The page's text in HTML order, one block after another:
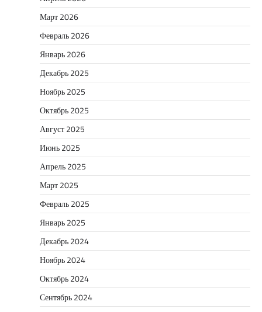
Март 2026
Февраль 2026
Январь 2026
Декабрь 2025
Ноябрь 2025
Октябрь 2025
Август 2025
Июнь 2025
Апрель 2025
Март 2025
Февраль 2025
Январь 2025
Декабрь 2024
Ноябрь 2024
Октябрь 2024
Сентябрь 2024